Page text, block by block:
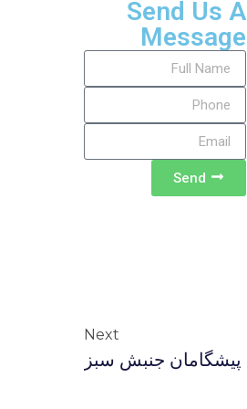
Send Us A
Message
Send
Next
پیشگامان جنبش سبز